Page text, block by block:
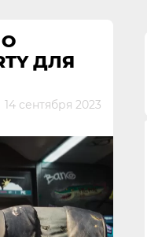
О
ДЛЯ
14 сентября 2023